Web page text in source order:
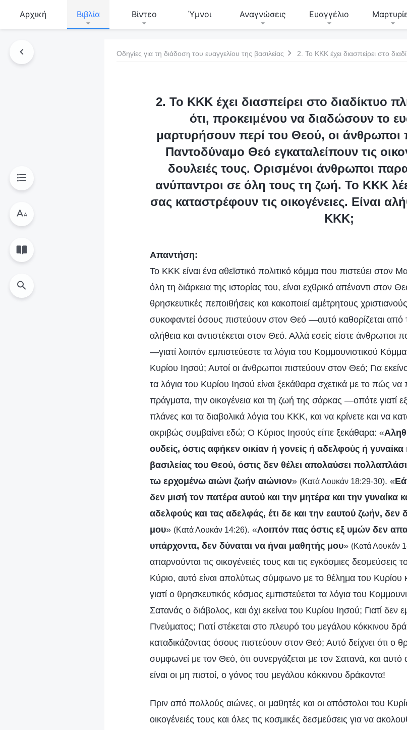
Αρχική Βιβλία Βίντεο Ύμνοι Αναγνώσεις Ευαγγέλιο
Οδηγίες για τη διάδοση του ευαγγελίου της βασιλείας
2. Το ΚΚΚ έχει διασπείρει στο διαδίκτυο
ότι, προκειμένου να διαδώσουν το
μαρτυρήσουν περί του Θεού, οι άνθρωποι
Παντοδύναμο Θεό εγκαταλείπουν τις
δουλειές τους. Ορισμένοι άνθρωποι
ανύπαντροι σε όλη τους τη ζωή. Το ΚΚΚ
σας καταστρέφουν τις οικογένειες. Είναι
ΚΚΚ;
Απαντήση:
Το ΚΚΚ είναι ένα αθεϊστικό πολιτικό κόμμα που πιστεύει στον
όλη τη διάρκεια της ιστορίας του, είναι εχθρικό απέναντι στον
θρησκευτικές πεποιθήσεις και κακοποιεί αμέτρητους
συκοφαντεί όσους πιστεύουν στον Θεό —αυτό καθορίζεται από
αλήθεια και αντιστέκεται στον Θεό. Αλλά εσείς είστε άνθρωποι
—γιατί λοιπόν εμπιστεύεστε τα λόγια του Κομμουνιστικού
Κυρίου Ιησού; Αυτοί οι άνθρωποι πιστεύουν στον Θεό; Για
τα λόγια του Κυρίου Ιησού είναι ξεκάθαρα σχετικά με το πώς να
πράγματα, την οικογένεια και τη ζωή της σάρκας —οπότε γιατί
πλάνες και τα διαβολικά λόγια του ΚΚΚ, και να κρίνετε και να
ακριβώς συμβαίνει εδώ; Ο Κύριος Ιησούς είπε ξεκάθαρα: «
ουδείς, όστις αφήκεν οικίαν ή γονείς ή αδελφούς ή γυναίκα
βασιλείας του Θεού, όστις δεν θέλει απολαύσει
τω ερχομένω αιώνι ζωήν αιώνιον» (Κατά Λουκάν 18:29-30). «
δεν μισή τον πατέρα αυτού και την μητέρα και την γυναίκα
αδελφούς και τας αδελφάς, έτι δε και την εαυτού ζωήν, δεν
μου» (Κατά Λουκάν 14:26). «Λοιπόν πας όστις εξ υμών δεν
υπάρχοντα, δεν δύναται να ήναι μαθητής μου» (Κατά Λουκάν
απαρνούνται τις οικογένειές τους και τις εγκόσμιες
Κύριο, αυτό είναι απολύτως σύμφωνο με το θέλημα του Κυρίου
γιατί ο θρησκευτικός κόσμος εμπιστεύεται τα λόγια του
Σατανάς ο διάβολος, και όχι εκείνα του Κυρίου Ιησού; Γιατί δεν
Πνεύματος; Γιατί στέκεται στο πλευρό του μεγάλου κόκκινου
καταδικάζοντας όσους πιστεύουν στον Θεό; Αυτό δείχνει ότι ο
συμφωνεί με τον Θεό, ότι συνεργάζεται με τον Σατανά, και αυτό
είναι οι μη πιστοί, ο γόνος του μεγάλου κόκκινου δράκοντα!
Πριν από πολλούς αιώνες, οι μαθητές και οι απόστολοι του
οικογένειές τους και όλες τις κοσμικές δεσμεύσεις για να